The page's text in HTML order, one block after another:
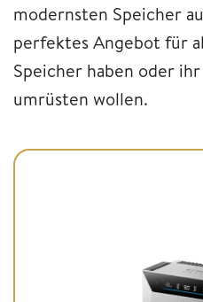
modernsten Speicher
perfektes Angebot für
Speicher haben oder
umrüsten wollen.